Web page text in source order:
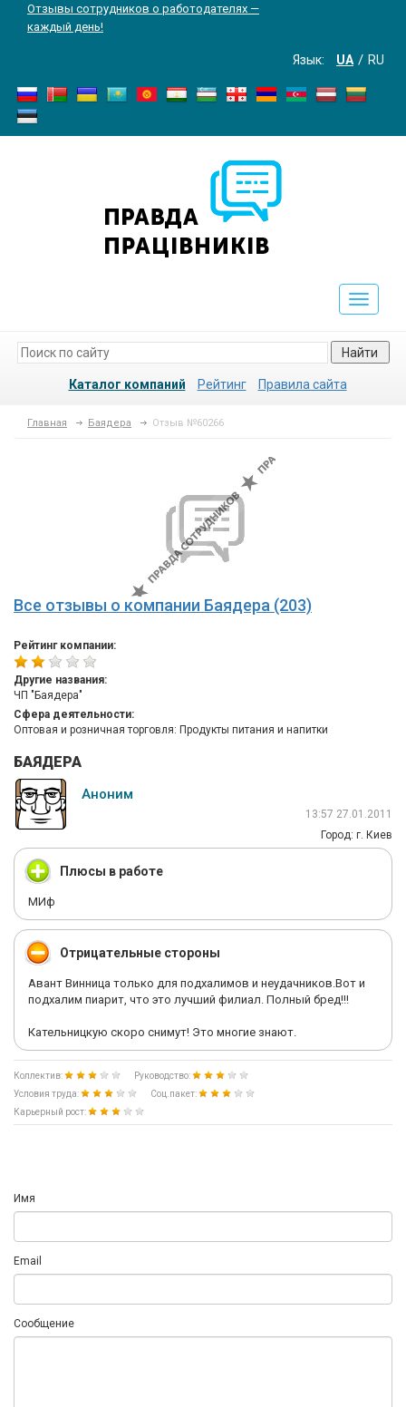
Отзывы сотрудников о работодателях —
каждый день!
Язык: UA RU
Toggle
Найти
Каталог компаний Рейтинг Правила сайта
Главная Баядера Отзыв №60266
Все отзывы о компании Баядера (203)
Рейтинг компании:
Другие названия:
ЧП "Баядера"
Сфера деятельности:
Оптовая и розничная торговля: Продукты питания и напитки
БАЯДЕРА
Аноним
13:57 27.01.2011
Город: г. Киев
Плюсы в работе
МИф
Отрицательные стороны
Авант Винница только для подхалимов и неудачников.Вот и
подхалим пиарит, что это лучший филиал. Полный бред!!!
Кательницкую скоро снимут! Это многие знают.
Коллектив:
Руководство:
Условия труда:
Соц.пакет:
Карьерный рост:
Имя
Email
Сообщение